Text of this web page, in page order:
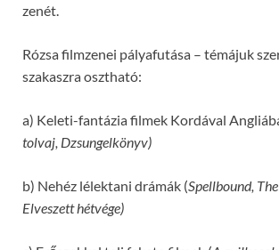
zenét.
Rózsa filmzenei pályafutása – témájuk
szakaszra osztható:
a) Keleti-fantázia filmek Kordával
tolvaj, Dzsungelkönyv)
b) Nehéz lélektani drámák (Spellbound,
Elveszett hétvége)